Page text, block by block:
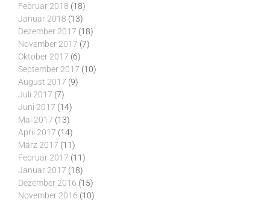
Februar 2018 (18)
Januar 2018 (13)
Dezember 2017 (18)
November 2017 (7)
Oktober 2017 (6)
September 2017 (10)
August 2017 (9)
Juli 2017 (7)
Juni 2017 (14)
Mai 2017 (13)
April 2017 (14)
März 2017 (11)
Februar 2017 (11)
Januar 2017 (18)
Dezember 2016 (15)
November 2016 (10)